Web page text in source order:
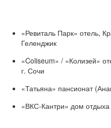
«Ревиталь Парк» отель,
Геленджик
«Coliseum» / «Колизей»
г. Сочи
«Татьяна» пансионат
«ВКС-Кантри» дом